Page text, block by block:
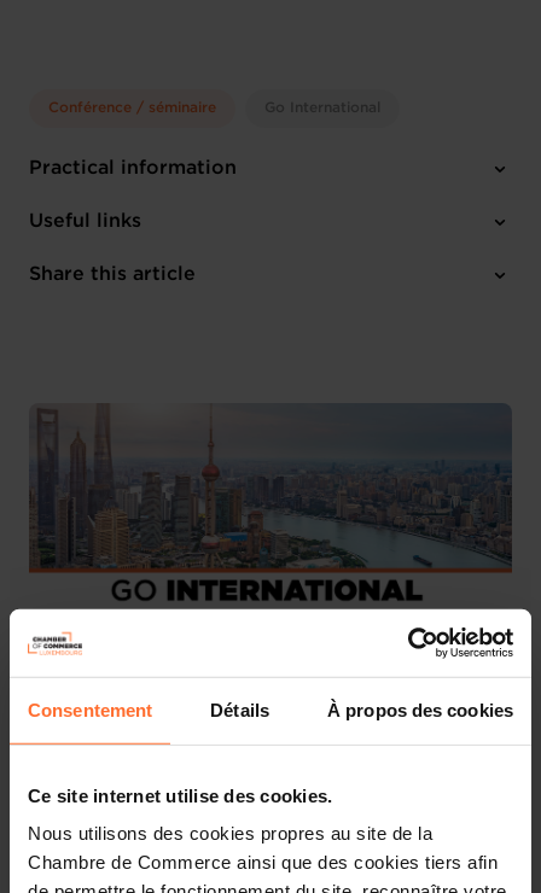
Consentement Détails À propos des cookies
Ce site internet utilise des cookies.
Nous utilisons des cookies propres au site de la
Chambre de Commerce ainsi que des cookies tiers afin
Conférence / séminaire Go International
Practical information
Monday 11 May 2026
Luxembourg Chamber of Commerce
Useful links
Register here
Share this article
On the occasion of the visit of an official delegation from
six major Chinese cities, Changzhou, Fuzhou,
Zhengzhou, we are pleased to invite you to a networking
This event provides Luxembourg companies with direct